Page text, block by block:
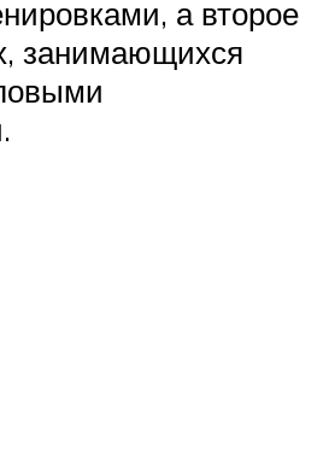
а второе
занимающихся